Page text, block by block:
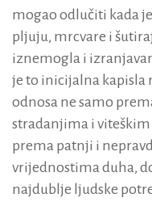
mogao odlučiti kada
pljuju, mrcvare i
iznemogla i
je to inicijalna kapisla
odnosa ne samo
stradanjima i viteškim
prema patnji i
vrijednostima duha,
najdublje ljudske